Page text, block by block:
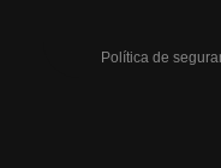
Política de